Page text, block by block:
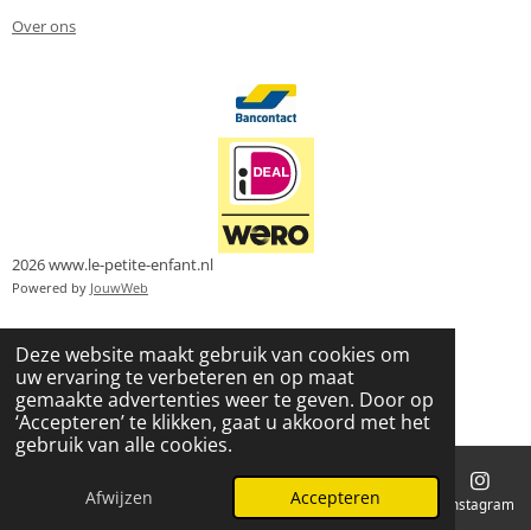
Deze website maakt gebruik van cookies om
uw ervaring te verbeteren en op maat
gemaakte advertenties weer te geven. Door op
‘Accepteren’ te klikken, gaat u akkoord met het
gebruik van alle cookies.
Afwijzen Accepteren
Over ons
2026 www.le-petite-enfant.nl
Powered by JouwWeb
E-mailadres Kaart Instagram